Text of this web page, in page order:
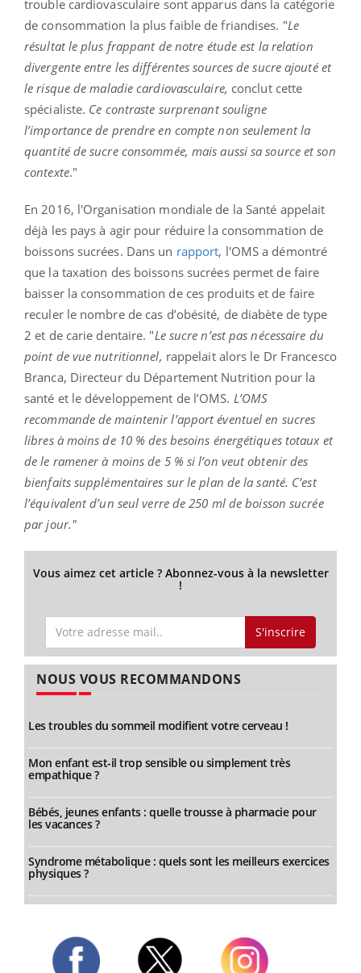
trouble cardiovasculaire sont apparus dans la catégorie
de consommation la plus faible de friandises. "Le
résultat le plus frappant de notre étude est la relation
divergente entre les différentes sources de sucre ajouté et
le risque de maladie cardiovasculaire, conclut cette
spécialiste. Ce contraste surprenant souligne
l’importance de prendre en compte non seulement la
quantité de sucre consommée, mais aussi sa source et son
contexte."
En 2016, l'Organisation mondiale de la Santé appelait
déjà les pays à agir pour réduire la consommation de
boissons sucrées. Dans un rapport, l'OMS a démontré
que la taxation des boissons sucrées permet de faire
baisser la consommation de ces produits et de faire
reculer le nombre de cas d’obésité, de diabète de type
2 et de carie dentaire. "Le sucre n’est pas nécessaire du
point de vue nutritionnel, rappelait alors le Dr Francesco
Branca, Directeur du Département Nutrition pour la
santé et le développement de l’OMS. L’OMS
recommande de maintenir l’apport éventuel en sucres
libres à moins de 10 % des besoins énergétiques totaux et
de le ramener à moins de 5 % si l’on veut obtenir des
bienfaits supplémentaires sur le plan de la santé. C’est
l’équivalent d’un seul verre de 250 ml de boisson sucrée
par jour."
Vous aimez cet article ? Abonnez-vous à la newsletter
!
S'inscrire
NOUS VOUS RECOMMANDONS
Les troubles du sommeil modifient votre cerveau !
Mon enfant est-il trop sensible ou simplement très
empathique ?
Bébés, jeunes enfants : quelle trousse à pharmacie pour
les vacances ?
Syndrome métabolique : quels sont les meilleurs exercices
physiques ?